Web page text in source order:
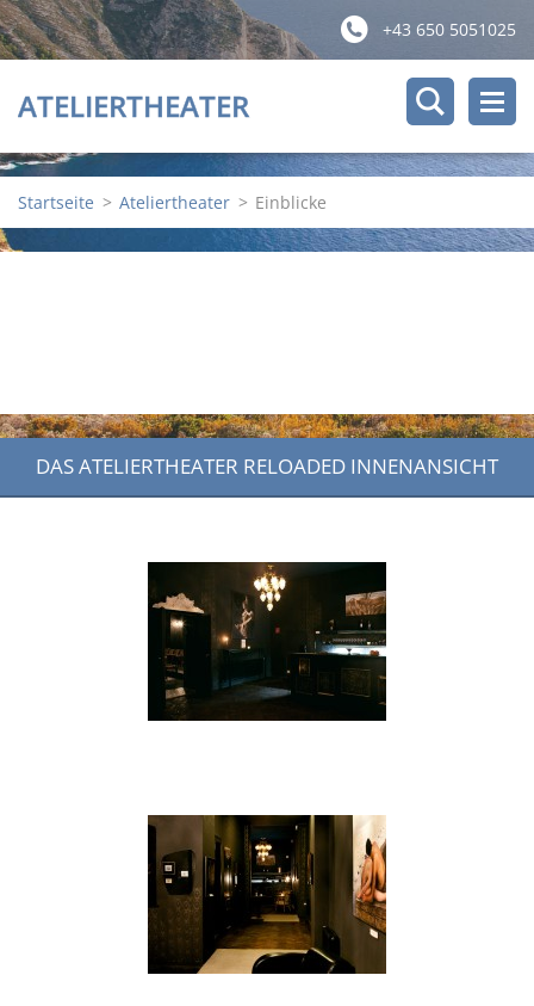
+43 650 5051025
ATELIERTHEATER
Startseite > Ateliertheater > Einblicke
DAS ATELIERTHEATER RELOADED INNENANSICHT